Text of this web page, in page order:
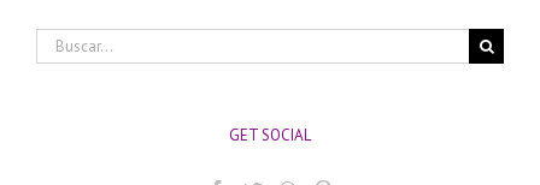
Buscar:
GET SOCIAL